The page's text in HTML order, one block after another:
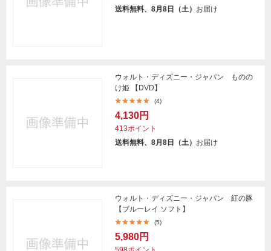
送料無料、8月8日（土） お届け
ウォルト・ディズニー・ジャパン ものの
け姫 【DVD】
(4)
4,130円
413ポイント
送料無料、8月8日（土） お届け
ウォルト・ディズニー・ジャパン 紅の豚
【ブルーレイ ソフト】
(5)
5,980円